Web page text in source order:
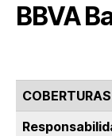
BBVA